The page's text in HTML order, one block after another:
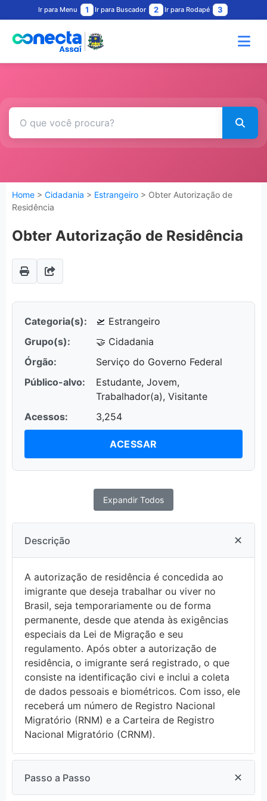
Ir para Menu 1 Ir para Buscador 2 Ir para Rodapé 3
Home > Cidadania > Estrangeiro > Obter Autorização de
Residência
Obter Autorização de Residência
Categoria(s):
🛫 Estrangeiro
Grupo(s):
🤝 Cidadania
Órgão:
Serviço do Governo Federal
Público-alvo:
Estudante, Jovem,
Trabalhador(a), Visitante
Acessos:
3,254
ACESSAR
Expandir Todos
Descrição ✕
A autorização de residência é concedida ao
imigrante que deseja trabalhar ou viver no
Brasil, seja temporariamente ou de forma
permanente, desde que atenda às exigências
especiais da Lei de Migração e seu
regulamento. Após obter a autorização de
residência, o imigrante será registrado, o que
consiste na identificação civi e inclui a coleta
de dados pessoais e biométricos. Com isso, ele
receberá um número de Registro Nacional
Migratório (RNM) e a Carteira de Registro
Nacional Migratório (CRNM).
Passo a Passo ✕